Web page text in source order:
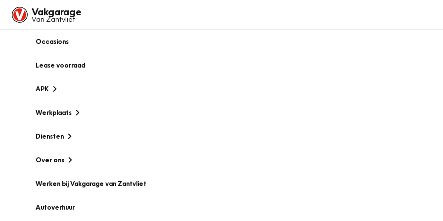
Vakgarage
Van Zantvliet
Occasions
Lease voorraad
APK
Werkplaats
Diensten
Over ons
Werken bij Vakgarage van Zantvliet
Autoverhuur